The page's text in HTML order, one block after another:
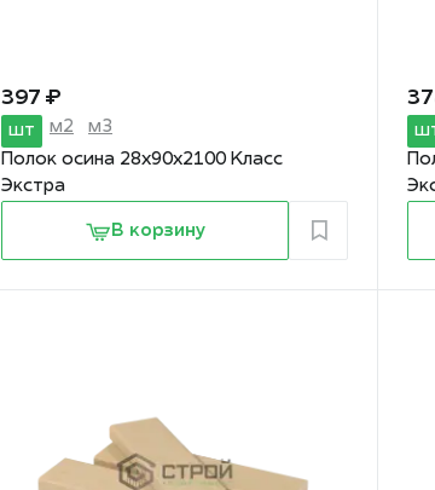
397 ₽
шт м2
м3
Полок осина 28х90х2100 Класс
Экстра
В корзину